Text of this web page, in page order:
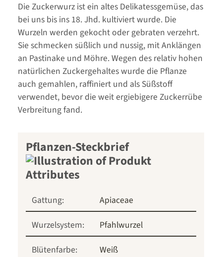
Die Zuckerwurz ist ein altes Delikatessgemüse, das
bei uns bis ins 18. Jhd. kultiviert wurde. Die
Wurzeln werden gekocht oder gebraten verzehrt.
Sie schmecken süßlich und nussig, mit Anklängen
an Pastinake und Möhre. Wegen des relativ hohen
natürlichen Zuckergehaltes wurde die Pflanze
auch gemahlen, raffiniert und als Süßstoff
verwendet, bevor die weit ergiebigere Zuckerrübe
Verbreitung fand.
Pflanzen-Steckbrief
Gattung:
Apiaceae
Wurzelsystem:
Pfahlwurzel
Blütenfarbe:
Weiß